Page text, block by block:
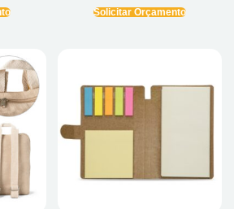
Solicitar Orçamento